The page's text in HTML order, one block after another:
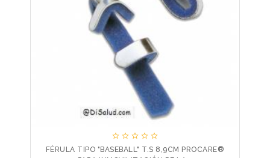
    
FÉRULA TIPO "BASEBALL" T.S 8,9CM PROCARE®